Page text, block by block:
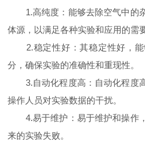
1.高纯度：能够去除空气中的
体源，以满足各种实验和应用的需
2.稳定性好：其稳定性好，能
分，确保实验的准确性和重现性。
3.自动化程度高：自动化程度
操作人员对实验数据的干扰。
4.易于维护：易于维护和操作
来的实验失败。